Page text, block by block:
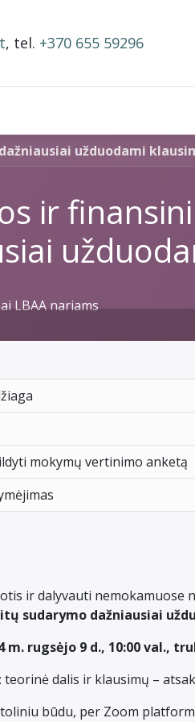
, tel. +370 655 59296
užduodami
ir
LBAA nariams
mokymų vertinimo anketą
ir dalyvauti nemokamuose
sudarymo dažniausiai
m. rugsėjo 9 d., 10:00 val.,
dalis ir klausimų –
būdu, per Zoom